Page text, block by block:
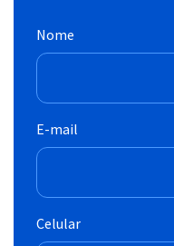
Nome
E-mail
Celular